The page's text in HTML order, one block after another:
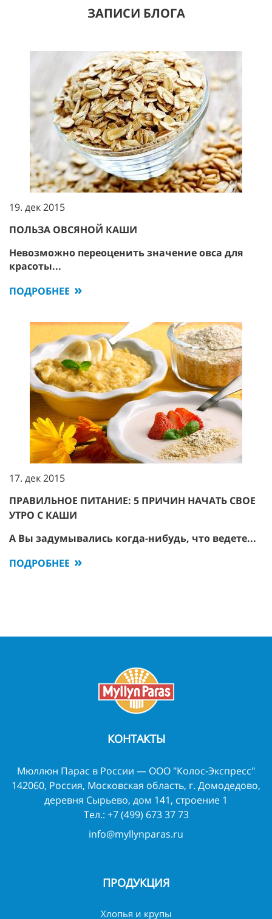
ЗАПИСИ БЛОГА
19. дек 2015
ПОЛЬЗА ОВСЯНОЙ КАШИ
Невозможно переоценить значение овса для
красоты...
ПОДРОБНЕЕ
17. дек 2015
ПРАВИЛЬНОЕ ПИТАНИЕ: 5 ПРИЧИН НАЧАТЬ СВОЕ
УТРО С КАШИ
А Вы задумывались когда-нибудь, что ведете...
ПОДРОБНЕЕ
КОНТАКТЫ
Мюллюн Парас в России — ООО "Колос-Экспресс"
142060, Россия, Московская область, г. Домодедово,
деревня Сырьево, дом 141, строение 1
Тел.: +7 (499) 673 37 73
info@myllynparas.ru
ПРОДУКЦИЯ
Хлопья и крупы